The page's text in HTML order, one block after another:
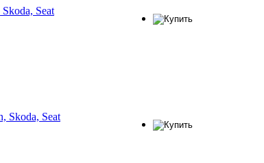
Seat
Skoda, Seat